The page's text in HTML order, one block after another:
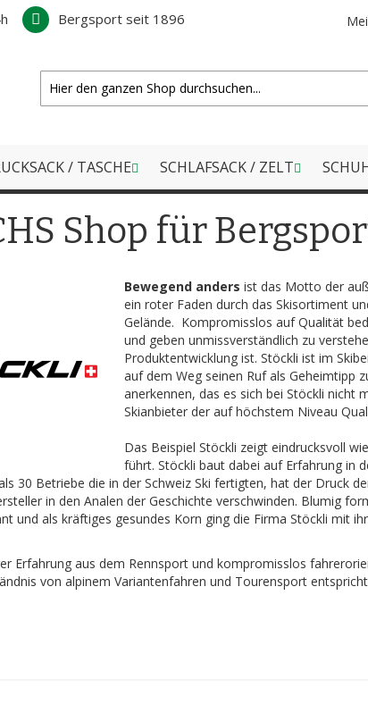
Bergsport seit 1896
/ TASCHE SCHLAFSACK / ZELT
Shop für
Bewegend anders ist das Motto der
ein roter Faden durch das Skisortiment
Gelände. Kompromisslos auf Qualität
und geben unmissverständlich zu
Produktentwicklung ist. Stöckli ist im
auf dem Weg seinen Ruf als Geheimtipp
anerkennen, das es sich bei Stöckli nicht
Skianbieter der auf höchstem Niveau
Das Beispiel Stöckli zeigt eindrucksvoll
führt. Stöckli baut dabei auf Erfahrung in
30 Betriebe die in der Schweiz Ski fertigten, hat der Druck
in den Analen der Geschichte verschwinden. Blumig
und als kräftiges gesundes Korn ging die Firma Stöckli mit
Erfahrung aus dem Rennsport und kompromisslos
von alpinem Variantenfahren und Tourensport